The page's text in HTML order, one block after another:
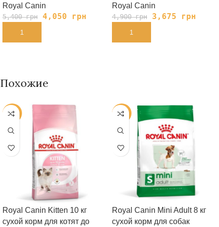
Royal Canin
5,400грн 4,050 грн
В КОРЗИНУ
Royal Canin
4,900грн 3,675 грн
В КОРЗИНУ
Похожие
-25%
Royal Canin Kitten 10 кг
сухой корм для котят до
-25%
Royal Canin Mini Adult 8 кг
сухой корм для собак